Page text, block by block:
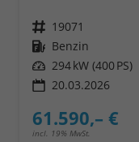
Fahrzeugnr. 19071
Kraftstoff Benzin
Leistung 294 kW (400 PS)
20.03.2026
61.590,– €
incl. 19% MwSt.